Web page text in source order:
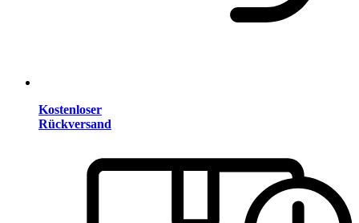
Kostenloser
Rückversand